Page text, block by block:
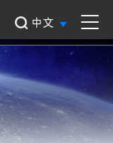
中文